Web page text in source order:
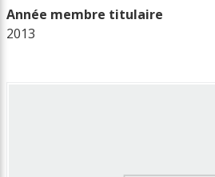
Année membre titulaire
2013